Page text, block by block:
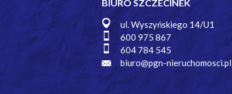
BIURO SZCZECINEK
ul. Wyszyńskiego 14/U1
600 975 867
604 784 545
biuro@pgn-nieruchomosci.pl